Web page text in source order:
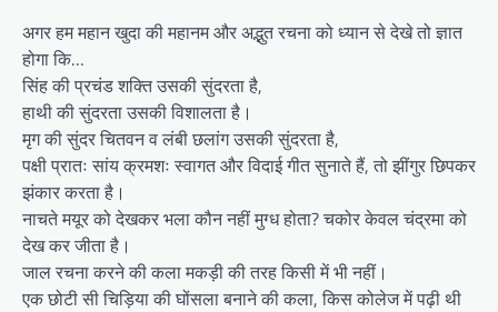
अगर हम महान खुदा की महानम और अद्भुत रचना को ध्यान से देखे तो ज्ञात
होगा कि…
सिंह की प्रचंड शक्ति उसकी सुंदरता है,
हाथी की सुंदरता उसकी विशालता है।
मृग की सुंदर चितवन व लंबी छलांग उसकी सुंदरता है,
पक्षी प्रातः सांय क्रमशः स्वागत और विदाई गीत सुनाते हैं, तो झींगुर छिपकर
झंकार करता है।
नाचते मयूर को देखकर भला कौन नहीं मुग्ध होता? चकोर केवल चंद्रमा को
देख कर जीता है।
जाल रचना करने की कला मकड़ी की तरह किसी में भी नहीं।
एक छोटी सी चिड़िया की घोंसला बनाने की कला, किस कोलेज में पढ़ी थी